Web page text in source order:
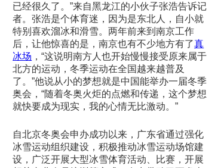
已经很久了。”来自黑龙江的小伙子张浩告诉记
者。张浩是个体育迷，因为是东北人，自小就
特别喜欢溜冰和滑雪。两年前来到南京工作
后，让他惊喜的是，南京也有不少地方有了真
冰场 ，“这说明南方人也开始慢慢接受原来属于
北方的运动，冬季运动在全国越来越普及
了。”他说从小的梦想就是中国能举办一届冬季
奥会，“随着冬奥火炬的点燃和传递，这个梦想
就快要成为现实，我的心情无比激动。”
自北京冬奥会申办成功以来，广东省通过强化
冰雪运动组织建设，积极推动冰雪运动场馆建
设，广泛开展大型冰雪体育活动、比赛，开展